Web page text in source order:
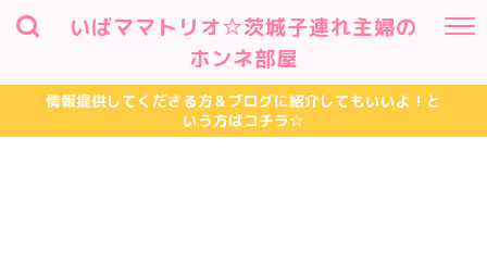
いばママトリオ☆茨城子連れ主婦の
ホンネ部屋
情報提供してくださる方＆ブログに紹介してもいいよ！と
いう方はコチラ☆